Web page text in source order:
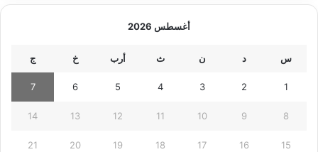
أغسطس 2026
س د ن ث أرب خ ج
1
2
3
4
5
6
7
8
9
10
11
12
13
14
15
16
17
18
19
20
21